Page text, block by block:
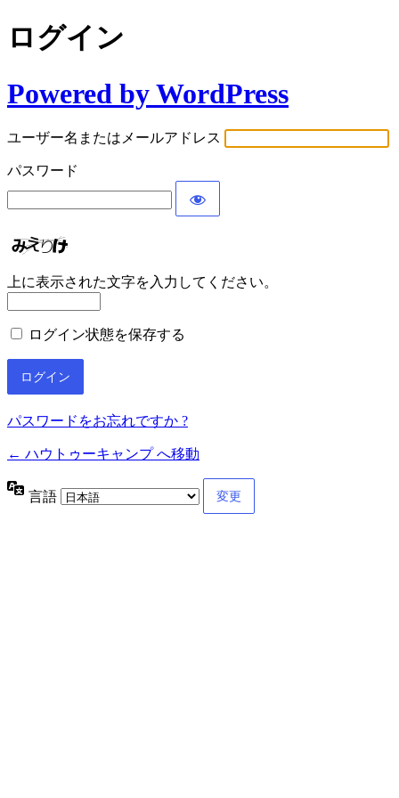
ログイン
Powered by WordPress
ユーザー名またはメールアドレス
パスワード
上に表示された文字を入力してください。
ログイン状態を保存する
パスワードをお忘れですか ?
← ハウトゥーキャンプ へ移動
言語